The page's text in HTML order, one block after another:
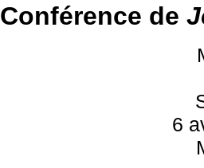
Conférence de
6